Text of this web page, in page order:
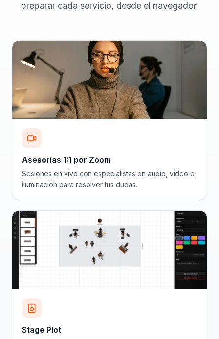
preparar cada servicio, desde el navegador.
Asesorías 1:1 por Zoom
Sesiones en vivo con especialistas en audio, video e
iluminación para resolver tus dudas.
Stage Plot